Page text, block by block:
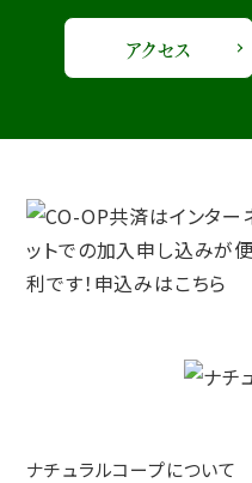
アクセス
ナチュラルコープについて